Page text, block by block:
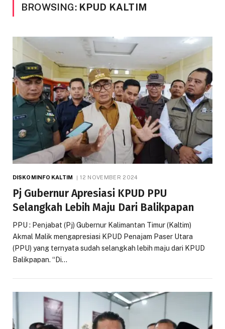
BROWSING: KPUD KALTIM
DISKOMINFO KALTIM 12 NOVEMBER 2024
Pj Gubernur Apresiasi KPUD PPU
Selangkah Lebih Maju Dari Balikpapan
PPU : Penjabat (Pj) Gubernur Kalimantan Timur (Kaltim)
Akmal Malik mengapresiasi KPUD Penajam Paser Utara
(PPU) yang ternyata sudah selangkah lebih maju dari KPUD
Balikpapan. “Di…